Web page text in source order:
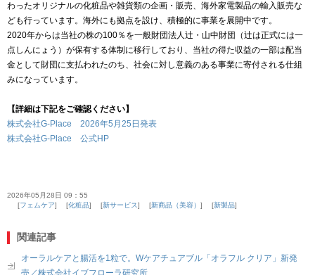
わったオリジナルの化粧品や雑貨類の企画・販売、海外家電製品の輸入販売な
ども行っています。海外にも拠点を設け、積極的に事業を展開中です。
2020年からは当社の株の100％を一般財団法人辻・山中財団（辻は正式には一
点しんにょう）が保有する体制に移行しており、当社の得た収益の一部は配当
金として財団に支払われたのち、社会に対し意義のある事業に寄付される仕組
みになっています。
【詳細は下記をご確認ください】
株式会社G-Place 2026年5月25日発表
株式会社G-Place 公式HP
2026年05月28日 09：55
フェムケア
化粧品 新サービス 新商品（美容） 新製品
関連記事
オーラルケアと腸活を1粒で。Wケアチュアブル「オラフル クリア」新発
売／株式会社イブフローラ研究所